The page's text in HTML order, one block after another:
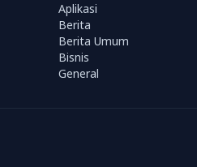
Aplikasi
Berita
Berita Umum
Bisnis
General